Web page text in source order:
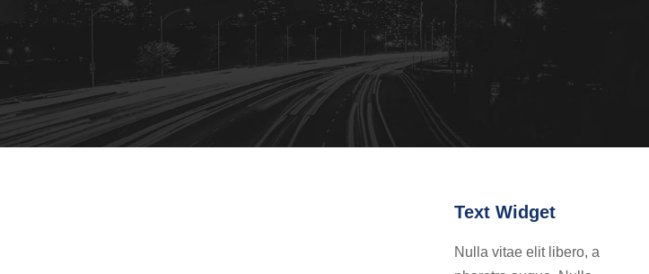
Text Widget
Nulla vitae elit libero, a